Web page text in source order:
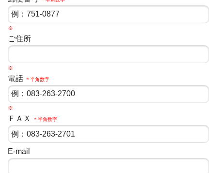
※
ご住所
※
電話 ＊半角数字
※
ＦＡＸ ＊半角数字
E-mail